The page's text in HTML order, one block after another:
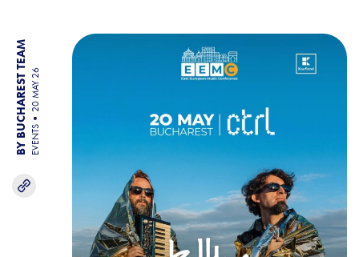
BY BUCHAREST TEAM EVENTS
20 MAY 26